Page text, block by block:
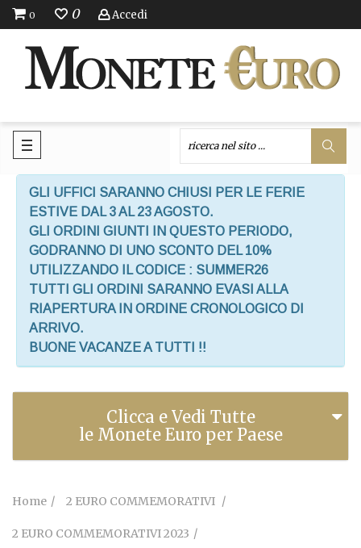
0 0 Accedi
GLI UFFICI SARANNO CHIUSI PER LE FERIE
ESTIVE DAL 3 AL 23 AGOSTO.
GLI ORDINI GIUNTI IN QUESTO PERIODO,
GODRANNO DI UNO SCONTO DEL 10%
UTILIZZANDO IL CODICE : SUMMER26
TUTTI GLI ORDINI SARANNO EVASI ALLA
RIAPERTURA IN ORDINE CRONOLOGICO DI
ARRIVO.
BUONE VACANZE A TUTTI !!
Clicca e Vedi Tutte
le Monete Euro per Paese
Home 2 EURO COMMEMORATIVI
2 EURO COMMEMORATIVI 2023